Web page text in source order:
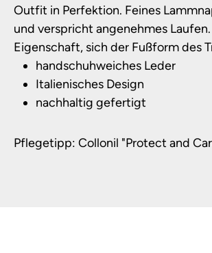
Outfit in Perfektion. Feines
und verspricht angenehmes
Eigenschaft, sich der Fußform des
handschuhweiches Leder
Italienisches Design
nachhaltig gefertigt
Pflegetipp: Collonil "Protect and